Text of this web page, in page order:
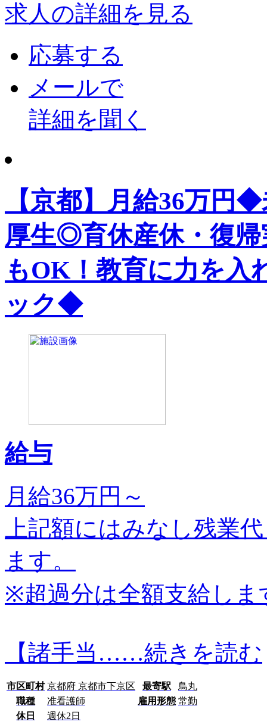
求人の詳細を見る
応募する
メールで
詳細を聞く
【京都】月給36万円
厚生◎育休産休・復
もOK！教育に力を入
ック◆
給与
月給36万円～
上記額にはみなし残業
ます。
※超過分は全額支給しま
【諸手当……続きを読む
市区町村 京都府 京都市下京区 最寄駅
鳥丸
職種
准看護師 雇用形態 常勤
休日
週休2日